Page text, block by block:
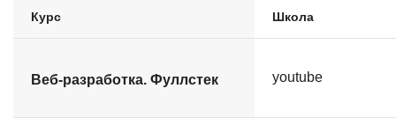
Курс Школа
Веб-разработка. Фуллстек youtube